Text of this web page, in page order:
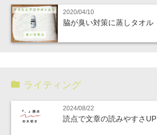
2020/04/10
脇が臭い対策に蒸しタオル
ライティング
2024/08/22
読点で文章の読みやすさUP